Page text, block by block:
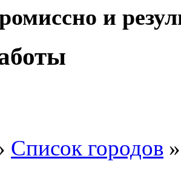
и
Список городов